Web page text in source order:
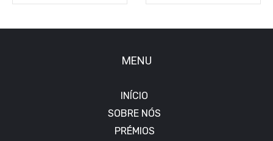
MENU
INÍCIO
SOBRE NÓS
PRÉMIOS